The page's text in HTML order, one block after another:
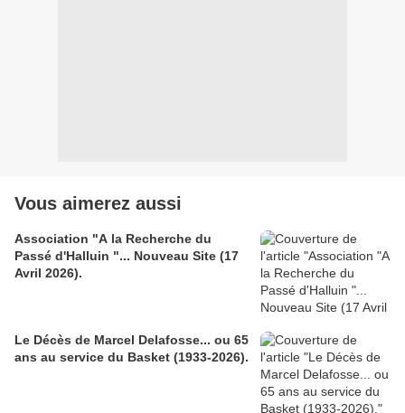
Vous aimerez aussi
Association "A la Recherche du
Passé d'Halluin "... Nouveau Site (17
Avril 2026).
Le Décès de Marcel Delafosse... ou 65
ans au service du Basket (1933-2026).